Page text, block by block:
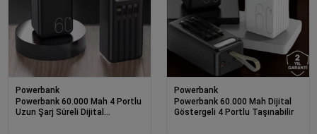
Powerbank
Powerbank 60.000 Mah 4 Portlu
Uzun Şarj Süreli Dijital
Powerbank
Powerbank 60.000 Mah Dijital
Göstergeli 4 Portlu Taşınabilir